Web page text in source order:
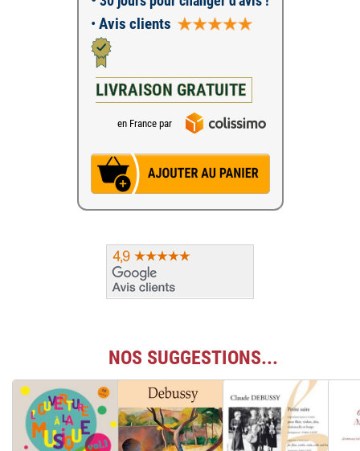
• Avis clients
LIVRAISON GRATUITE
en France par
NOS SUGGESTIONS...